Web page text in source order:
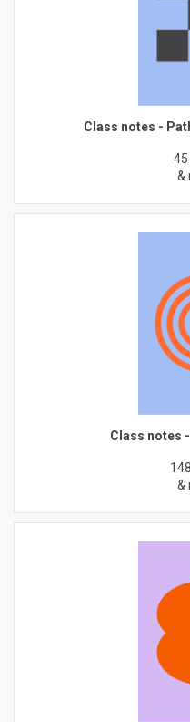
Class notes -
45
&
Class notes
148
&